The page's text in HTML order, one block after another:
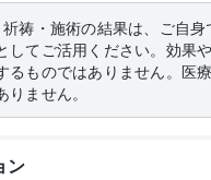
祷・施術の結果は、ご自
してご活用ください。効果
るものではありません。医
りません。
ン